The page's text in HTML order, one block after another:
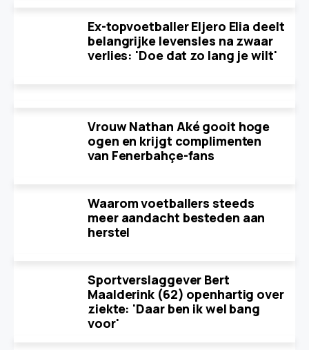
Ex-topvoetballer Eljero Elia deelt
belangrijke levensles na zwaar
verlies: 'Doe dat zo lang je wilt'
Vrouw Nathan Aké gooit hoge
ogen en krijgt complimenten
van Fenerbahçe-fans
Waarom voetballers steeds
meer aandacht besteden aan
herstel
Sportverslaggever Bert
Maalderink (62) openhartig over
ziekte: 'Daar ben ik wel bang
voor'